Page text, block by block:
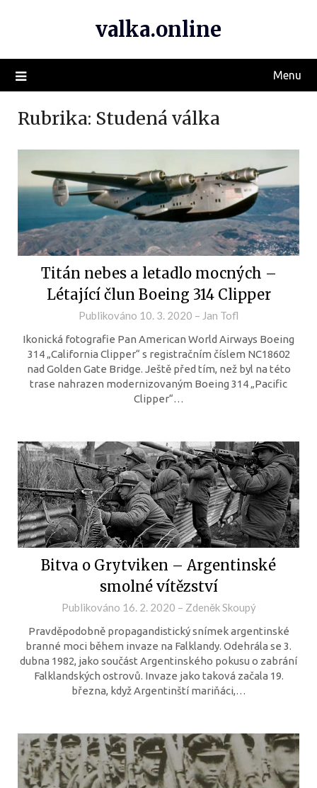
valka.online
Menu
Rubrika: Studená válka
Titán nebes a letadlo mocných –
Létající člun Boeing 314 Clipper
Publikováno 10. 3. 2020 – Jan Tofl
Ikonická fotografie Pan American World Airways Boeing
314 „California Clipper“ s registračním číslem NC18602
nad Golden Gate Bridge. Ještě před tím, než byl na této
trase nahrazen modernizovaným Boeing 314 „Pacific
Clipper“…
Bitva o Grytviken – Argentinské
smolné vítězství
Publikováno 16. 2. 2020 – Zdeněk Skoupý
Pravděpodobně propagandistický snímek argentinské
branné moci během invaze na Falklandy. Odehrála se 3.
dubna 1982, jako součást Argentinského pokusu o zabrání
Falklandských ostrovů. Invaze jako taková začala 19.
března, když Argentinští mariňáci,…